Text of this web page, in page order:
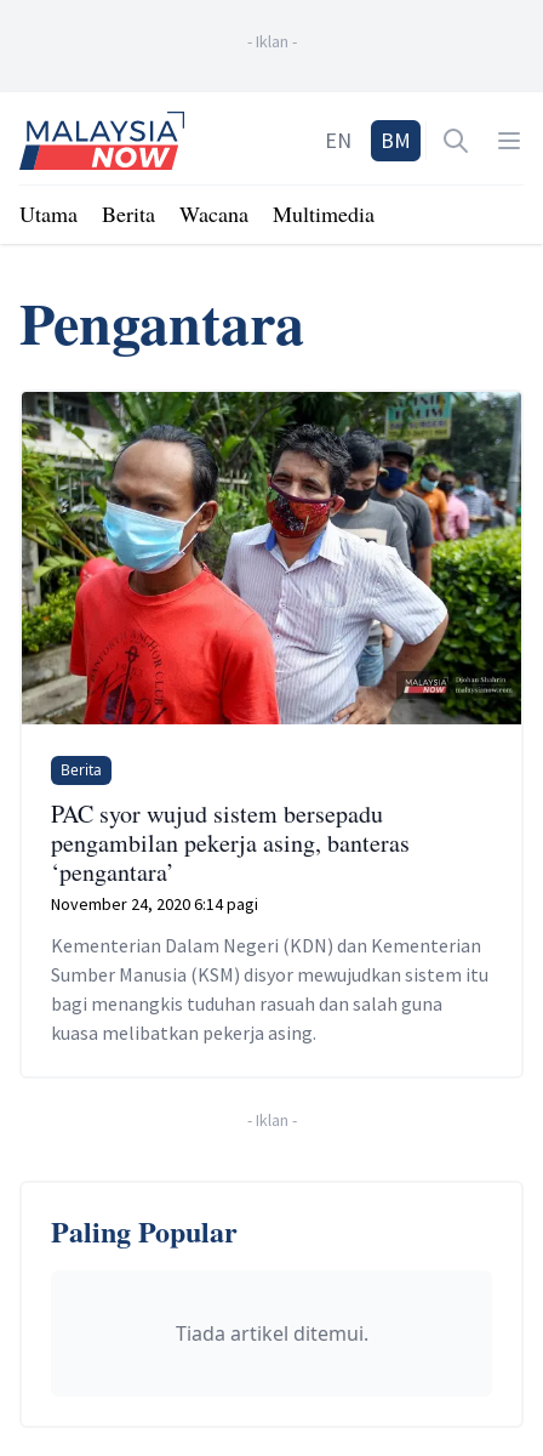
- Iklan -
Home
EN BM Open
Utama Berita Wacana Multimedia
Pengantara
Berita
PAC syor wujud sistem bersepadu
pengambilan pekerja asing, banteras
‘pengantara’
November 24, 2020 6:14 pagi
Kementerian Dalam Negeri (KDN) dan Kementerian
Sumber Manusia (KSM) disyor mewujudkan sistem itu
bagi menangkis tuduhan rasuah dan salah guna
kuasa melibatkan pekerja asing.
- Iklan -
Paling Popular
Tiada artikel ditemui.